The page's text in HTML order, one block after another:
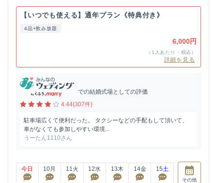
【いつでも使える】通年プラン《特典付き》
4品+飲み放題
6,000円
（1人あたり・税込）
詳細を見る
での結婚式場としての評価
4.44(307件)
駐車場広くて便利だった。 タクシーなどの手配もして頂いて、
車がなくても参加しやすい環境...
うーたん1110さん
今日 10月 11火 12水 13木 14金 15土
その他